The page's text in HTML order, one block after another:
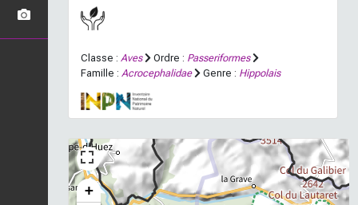
Classe : Aves Ordre : Passeriformes
Famille : Acrocephalidae Genre : Hippolais
+